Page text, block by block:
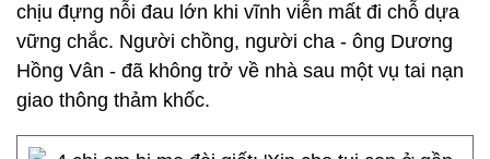
chịu đựng nỗi đau lớn khi vĩnh viễn mất đi chỗ dựa
vững chắc. Người chồng, người cha - ông Dương
Hồng Vân - đã không trở về nhà sau một vụ tai nạn
giao thông thảm khốc.